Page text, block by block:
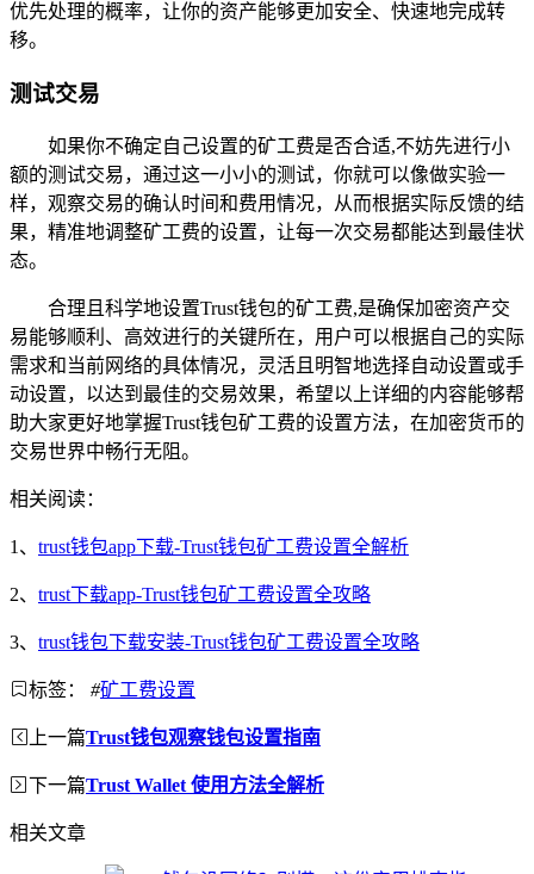
优先处理的概率，让你的资产能够更加安全、快速地完成转
移。
测试交易
如果你不确定自己设置的矿工费是否合适,不妨先进行小
额的测试交易，通过这一小小的测试，你就可以像做实验一
样，观察交易的确认时间和费用情况，从而根据实际反馈的结
果，精准地调整矿工费的设置，让每一次交易都能达到最佳状
态。
合理且科学地设置Trust钱包的矿工费,是确保加密资产交
易能够顺利、高效进行的关键所在，用户可以根据自己的实际
需求和当前网络的具体情况，灵活且明智地选择自动设置或手
动设置，以达到最佳的交易效果，希望以上详细的内容能够帮
助大家更好地掌握Trust钱包矿工费的设置方法，在加密货币的
交易世界中畅行无阻。
相关阅读：
1、 trust钱包app下载-Trust钱包矿工费设置全解析
2、 trust下载app-Trust钱包矿工费设置全攻略
3、 trust钱包下载安装-Trust钱包矿工费设置全攻略
标签： #矿工费设置
上一篇Trust钱包观察钱包设置指南
下一篇Trust Wallet 使用方法全解析
相关文章